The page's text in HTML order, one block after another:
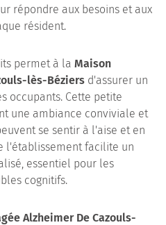
répondre aux besoins et aux
résident.
permet à la Maison
lès-Béziers d'assurer un
occupants. Cette petite
une ambiance conviviale et
se sentir à l'aise et en
l'établissement facilite un
essentiel pour les
cognitifs.
Alzheimer De Cazouls-